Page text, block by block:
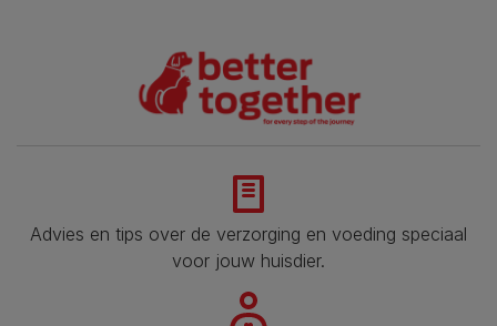
Advies en tips over de verzorging en voeding speciaal
voor jouw huisdier.